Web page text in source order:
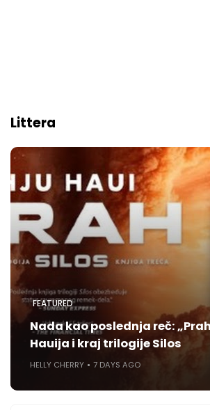
Littera
FEATURED
Nada kao poslednja reč:
Hauija i kraj trilogije Silos
HELLY CHERRY 7 DAYS AGO